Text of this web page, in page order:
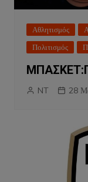
Αθλητισμός
Πολιτισμός
NT 28